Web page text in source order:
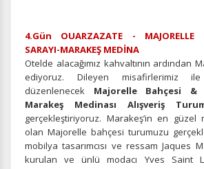
Daha fazla bilgi içinKVKK bilgilendirmemizi
gizlilik koşullarını inceleyebilirsiniz.
Zorunlu Çerezler HER ZAMAN AKTIF
Oturum yönetimi, güvenlik ve temel site
gereklidir. Bu çerezler olmadan site
devre dışı bırakılamaz.
4.Gün OUARZAZATE - MAJORELLE
SARAYI-MARAKEŞ MEDİNA
Otelde alacağımız kahvaltının ardından
ediyoruz. Dileyen misafirlerimiz
düzenlenecek Majorelle Bahçesi &
Marakeş Medinası Alışveriş
gerçekleştiriyoruz. Marakeş’in en güzel
olan Majorelle bahçesi turumuzu
mobilya tasarımcısı ve ressam Jaques
kurulan ve ünlü modacı Yves Saint